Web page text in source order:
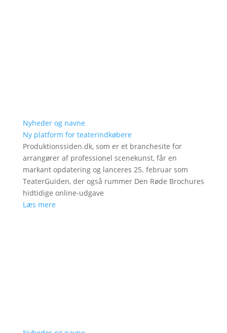
Nyheder og navne
Ny platform for teaterindkøbere
Produktionssiden.dk, som er et branchesite for
arrangører af professionel scenekunst, får en
markant opdatering og lanceres 25. februar som
TeaterGuiden, der også rummer Den Røde Brochures
hidtidige online-udgave
Læs mere